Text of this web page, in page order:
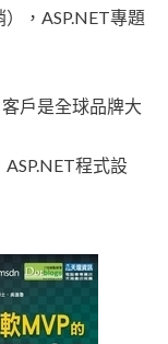
），ASP.NET專題
戶是全球品牌大
ASP.NET程式設